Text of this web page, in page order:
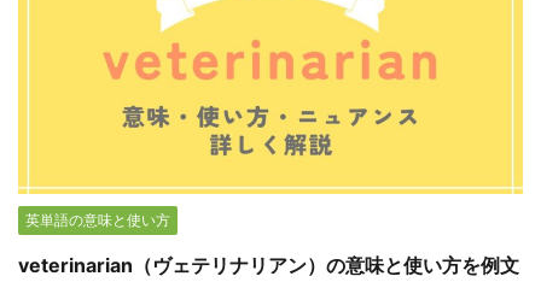
英単語の意味と使い方
veterinarian（ヴェテリナリアン）の意味と使い方を例文